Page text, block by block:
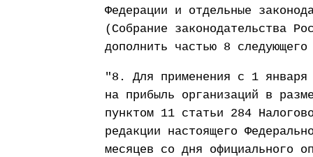
Федерации и отдельные
(Собрание законодательства
дополнить частью 8
"8. Для применения с 1 января
на прибыль организаций в
пунктом 11 статьи 284
редакции настоящего
месяцев со дня официального